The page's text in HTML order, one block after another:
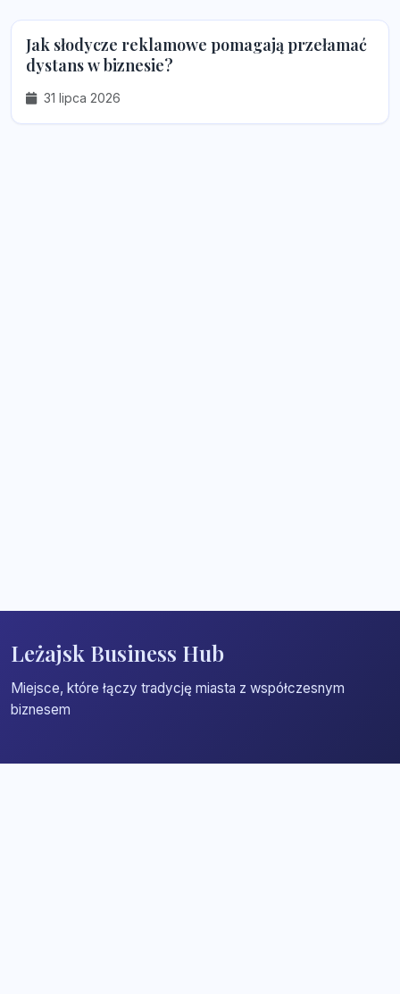
Jak słodycze reklamowe pomagają przełamać
dystans w biznesie?
31 lipca 2026
Leżajsk Business Hub
Miejsce, które łączy tradycję miasta z współczesnym
biznesem